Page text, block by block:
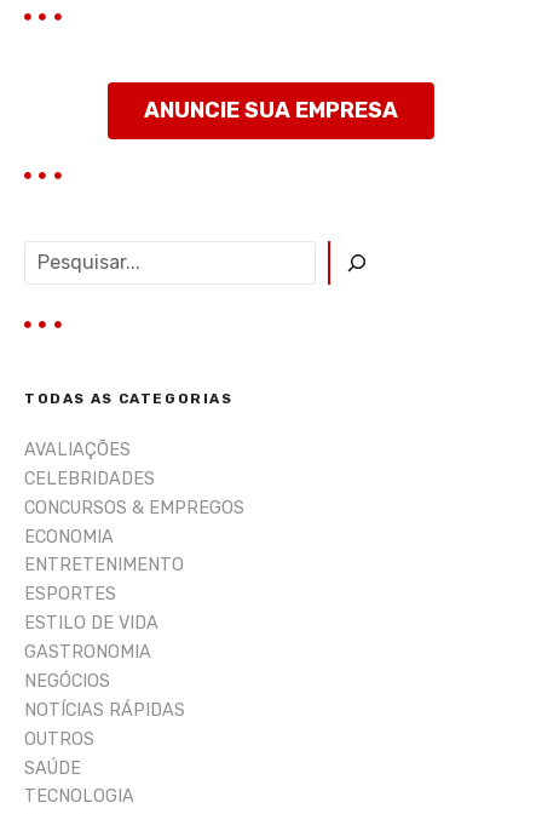
t
ANUNCIE SUA EMPRESA
q
s
r
TODAS AS CATEGORIAS
AVALIAÇÕES
CELEBRIDADES
CONCURSOS & EMPREGOS
ECONOMIA
ENTRETENIMENTO
ESPORTES
ESTILO DE VIDA
GASTRONOMIA
NEGÓCIOS
NOTÍCIAS RÁPIDAS
OUTROS
SAÚDE
TECNOLOGIA